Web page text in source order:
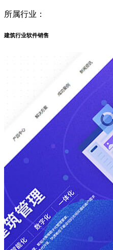
所属行业：
建筑行业软件销售